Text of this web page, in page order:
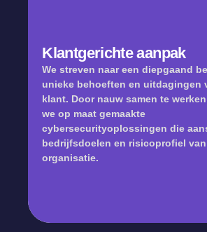
Klantgerichte aanpak
Klantgerichte aanpak
We streven naar een diepgaand
unieke behoeften en uitdagingen
klant. Door nauw samen te
we op maat gemaakte
cybersecurityoplossingen die
bedrijfsdoelen en risicoprofiel
organisatie.